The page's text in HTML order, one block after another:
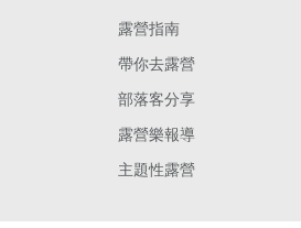
露營指南
帶你去露營
部落客分享
露營樂報導
主題性露營